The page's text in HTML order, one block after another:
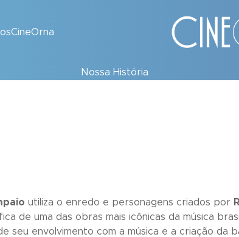
Nossa História
utiliza o enredo e personagens criados por
de uma das obras mais icônicas da música
seu envolvimento com a música e a criação da